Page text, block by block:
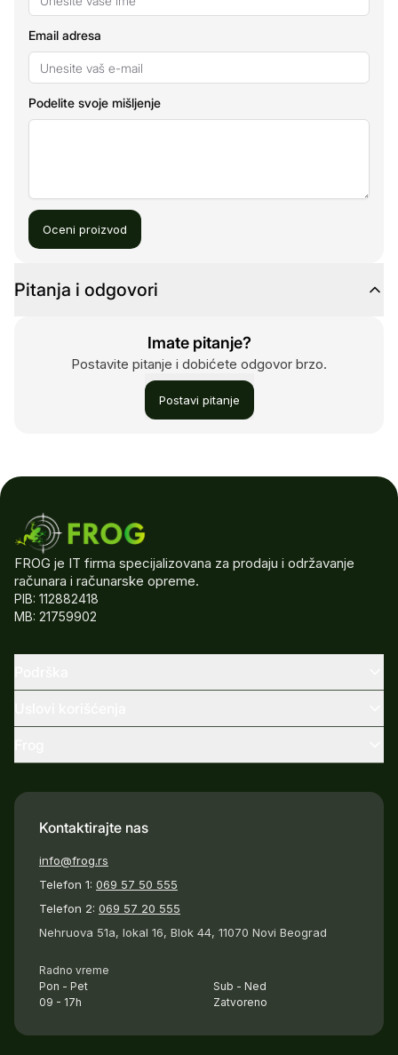
Email adresa
Podelite svoje mišljenje
Oceni proizvod
Pitanja i odgovori
Imate pitanje?
Postavite pitanje i dobićete odgovor brzo.
Postavi pitanje
FROG je IT firma specijalizovana za prodaju i održavanje
računara i računarske opreme.
PIB: 112882418
MB: 21759902
Kontaktirajte nas
info@frog.rs
Telefon 1: 069 57 50 555
Telefon 2: 069 57 20 555
Nehruova 51a, lokal 16, Blok 44, 11070 Novi Beograd
Radno vreme
Pon - Pet
09 - 17h
Sub - Ned
Zatvoreno